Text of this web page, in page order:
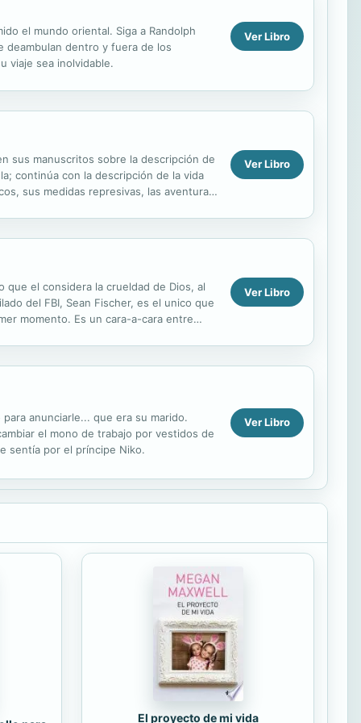
el mundo oriental. Siga a Randolph
deambulan dentro y fuera de los
viaje sea inolvidable.
Ver Libro
sus manuscritos sobre la descripción de
continúa con la descripción de la vida
sus medidas represivas, las aventuras
Ver Libro
que el considera la crueldad de Dios, al
del FBI, Sean Fischer, es el unico que
momento. Es un cara-a-cara entre
Ver Libro
anunciarle... que era su marido.
el mono de trabajo por vestidos de
sentía por el príncipe Niko.
Ver Libro
El proyecto de mi vida